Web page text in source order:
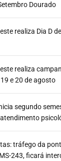
Dourado
realiza Dia D
realiza
e 20 de agosto
segundo
tráfego da
243, ficará